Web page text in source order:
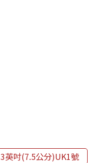
3英吋(7.5公分)UK1號